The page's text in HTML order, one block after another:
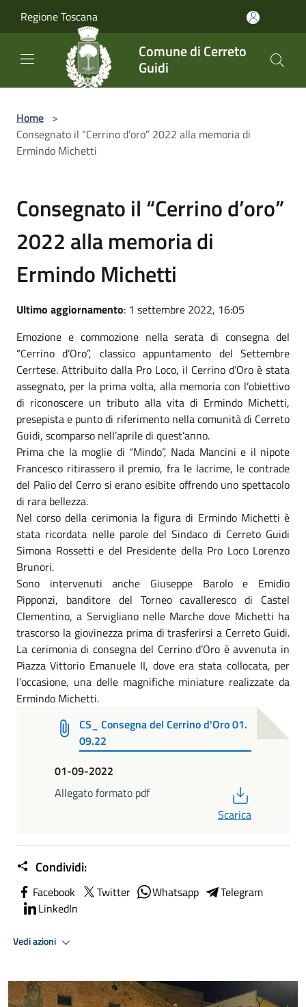
Regione Toscana
Comune di Cerreto
Guidi
Home >
Consegnato il “Cerrino d’oro” 2022 alla memoria di
Ermindo Michetti
Consegnato il “Cerrino d’oro”
2022 alla memoria di
Ermindo Michetti
Ultimo aggiornamento: 1 settembre 2022, 16:05
Emozione e commozione nella serata di consegna del
“Cerrino d’Oro”, classico appuntamento del Settembre
Cerrtese. Attribuito dalla Pro Loco, il Cerrino d’Oro è stata
assegnato, per la prima volta, alla memoria con l’obiettivo
di riconoscere un tributo alla vita di Ermindo Michetti,
presepista e punto di riferimento nella comunità di Cerreto
Guidi, scomparso nell’aprile di quest’anno.
Prima che la moglie di “Mindo”, Nada Mancini e il nipote
Francesco ritirassero il premio, fra le lacrime, le contrade
del Palio del Cerro si erano esibite offrendo uno spettacolo
di rara bellezza.
Nel corso della cerimonia la figura di Ermindo Michetti è
stata ricordata nelle parole del Sindaco di Cerreto Guidi
Simona Rossetti e del Presidente della Pro Loco Lorenzo
Brunori.
Sono intervenuti anche Giuseppe Barolo e Emidio
Pipponzi, banditore del Torneo cavalleresco di Castel
Clementino, a Servigliano nelle Marche dove Michetti ha
trascorso la giovinezza prima di trasferirsi a Cerreto Guidi.
La cerimonia di consegna del Cerrino d’Oro è avvenuta in
Piazza Vittorio Emanuele II, dove era stata collocata, per
l’occasione, una delle magnifiche miniature realizzate da
Ermindo Michetti.
CS_ Consegna del Cerrino d'Oro 01.
09.22
01-09-2022
Allegato formato pdf
Scarica
Condividi:
Facebook Twitter Whatsapp
Telegram
LinkedIn
Vedi azioni